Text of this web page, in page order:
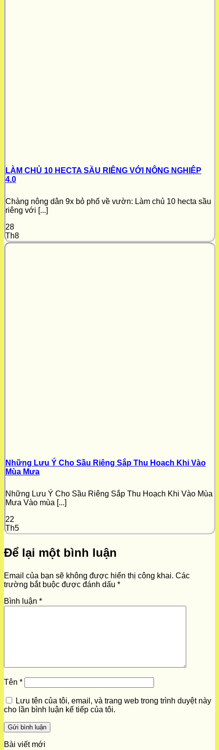
LÀM CHỦ 10 HECTA SẦU RIÊNG VỚI NÔNG NGHIỆP
4.0
Chàng nông dân 9x bỏ phố về vườn: Làm chủ 10 hecta sầu
riêng với [...]
28
Th8
Những Lưu Ý Cho Sầu Riêng Sắp Thu Hoạch Khi Vào
Mùa Mưa
Những Lưu Ý Cho Sầu Riêng Sắp Thu Hoạch Khi Vào Mùa
Mưa Vào mùa [...]
22
Th5
Để lại một bình luận
Email của bạn sẽ không được hiển thị công khai. Các
trường bắt buộc được đánh dấu *
Bình luận *
Tên *
Lưu tên của tôi, email, và trang web trong trình duyệt này
cho lần bình luận kế tiếp của tôi.
Bài viết mới